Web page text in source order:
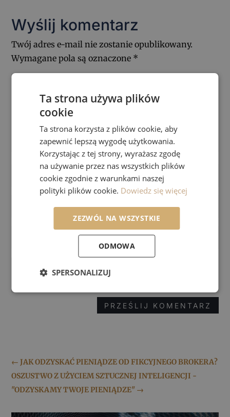
Wyślij komentarz
Twój adres e-mail nie zostanie opublikowany.
Wymagane pola są oznaczone *
PRZEŚLIJ KOMENTARZ
←JAK ODZYSKAĆ PIENIĄDZE OD FIKCYJNEGO BROKERA?
OSZUSTWO Z UŻYCIEM SZTUCZNEJ INTELIGENCJI -
"ODZYSKAMY TWOJE PIENIĄDZE" →
Ta strona używa plików
cookie
Ta strona korzysta z plików cookie, aby
zapewnić lepszą wygodę użytkowania.
Korzystając z tej strony, wyrażasz zgodę
na używanie przez nas wszystkich plików
cookie zgodnie z warunkami naszej
polityki plików cookie. Dowiedz się więcej
ZEZWÓL NA WSZYSTKIE
ODMOWA
SPERSONALIZUJ